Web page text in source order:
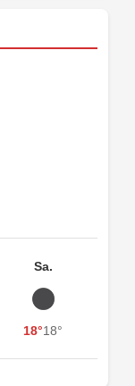
Sa.
18°18°